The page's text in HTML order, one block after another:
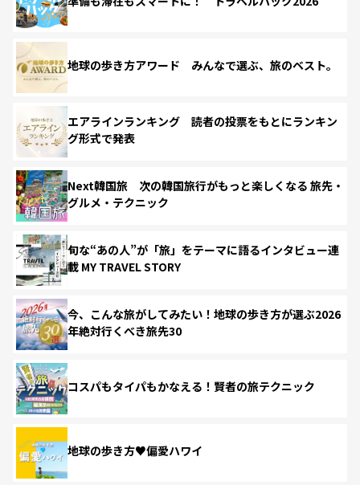
地球の歩き方アワード みんなで選ぶ、旅のベスト。
エアラインランキング 読者の投票をもとにランキン
グ形式で発表
Next韓国旅 次の韓国旅行がもっと楽しくなる 旅先・
グルメ・テクニック
旬な“あの人”が「旅」をテーマに語るインタビュー連
載 MY TRAVEL STORY
今、こんな旅がしてみたい！地球の歩き方が選ぶ2026
年絶対行くべき旅先30
コスパもタイパもかなえる！賢者の旅テクニック
地球の歩き方♥偏愛ハワイ